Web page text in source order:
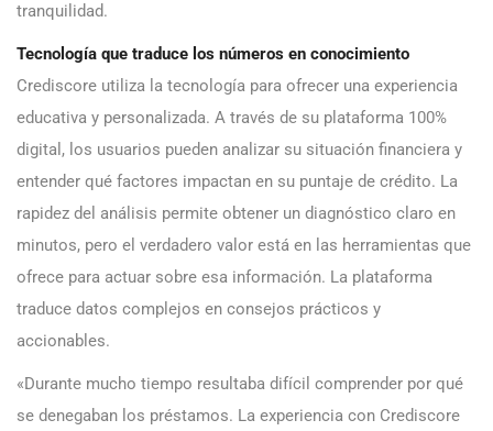
tranquilidad.
Tecnología que traduce los números en conocimiento
Crediscore utiliza la tecnología para ofrecer una experiencia
educativa y personalizada. A través de su plataforma 100%
digital, los usuarios pueden analizar su situación financiera y
entender qué factores impactan en su puntaje de crédito. La
rapidez del análisis permite obtener un diagnóstico claro en
minutos, pero el verdadero valor está en las herramientas que
ofrece para actuar sobre esa información. La plataforma
traduce datos complejos en consejos prácticos y
accionables.
«Durante mucho tiempo resultaba difícil comprender por qué
se denegaban los préstamos. La experiencia con Crediscore